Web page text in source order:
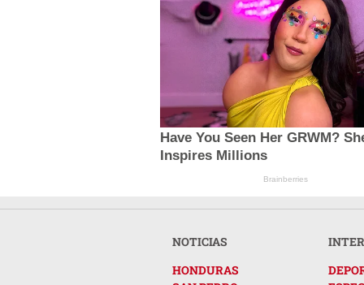
Have You Seen Her GRWM?
Inspires Millions
Brainberries
NOTICIAS
HONDURAS